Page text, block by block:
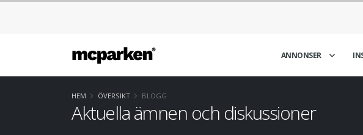
ANNONSER
HEM ÖVERSIKT BLOGG
Aktuella ämnen och diskussioner